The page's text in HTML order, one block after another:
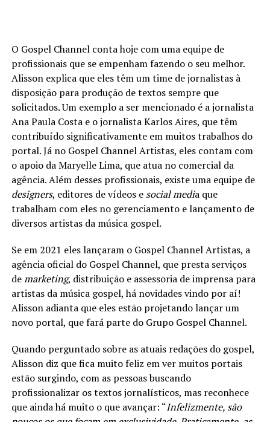
O Gospel Channel conta hoje com uma equipe de
profissionais que se empenham fazendo o seu melhor.
Alisson explica que eles têm um time de jornalistas à
disposição para produção de textos sempre que
solicitados. Um exemplo a ser mencionado é a jornalista
Ana Paula Costa e o jornalista Karlos Aires, que têm
contribuído significativamente em muitos trabalhos do
portal. Já no Gospel Channel Artistas, eles contam com
o apoio da Maryelle Lima, que atua no comercial da
agência. Além desses profissionais, existe uma equipe de
designers, editores de vídeos e social media que
trabalham com eles no gerenciamento e lançamento de
diversos artistas da música gospel.
Se em 2021 eles lançaram o Gospel Channel Artistas, a
agência oficial do Gospel Channel, que presta serviços
demarketing, distribuição e assessoria de imprensa para
artistas da música gospel, há novidades vindo por aí!
Alisson adianta que eles estão projetando lançar um
novo portal, que fará parte do Grupo Gospel Channel.
Quando perguntado sobre as atuais redações do gospel,
Alisson diz que fica muito feliz em ver muitos portais
estão surgindo, com as pessoas buscando
profissionalizar os textos jornalísticos, mas reconhece
que ainda há muito o que avançar: “Infelizmente, são